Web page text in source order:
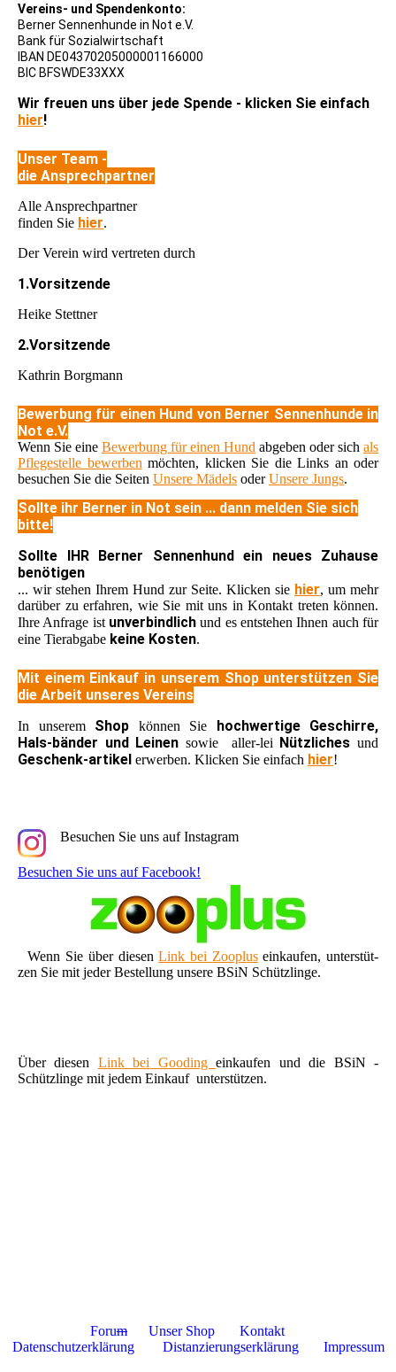
Vereins- und Spendenkonto:
Berner Sennenhunde in Not e.V.
Bank für Sozialwirtschaft
IBAN DE04370205000001166000
BIC BFSWDE33XXX
Wir freuen uns über jede Spende - klicken Sie einfach
hier!
Unser Team -
die Ansprechpartner
Alle Ansprechpartner
finden Sie hier.
Der Verein wird vertreten durch
1.Vorsitzende
Heike Stettner
2.Vorsitzende
Kathrin Borgmann
Bewerbung für einen Hund von Berner Sennenhunde in
Not e.V.
Wenn Sie eine Bewerbung für einen Hund abgeben oder sich als
Pflegestelle bewerben möchten, klicken Sie die Links an oder
besuchen Sie die Seiten Unsere Mädels oderUnsere Jungs.
Sollte ihr Berner in Not sein ... dann melden Sie sich
bitte!
Sollte IHR Berner Sennenhund ein neues Zuhause
benötigen
... wir stehen Ihrem Hund zur Seite. Klicken sie hier, um mehr
darüber zu erfahren, wie Sie mit uns in Kontakt treten können.
Ihre Anfrage ist unverbindlich und es entstehen Ihnen auch für
eine Tierabgabe keine Kosten.
Mit einem Einkauf in unserem Shop unterstützen Sie
die Arbeit unseres Vereins
In unserem Shop können Sie hochwertige Geschirre,
Hals-bänder und Leinen sowie aller-lei Nützliches und
Geschenk-artikel erwerben. Klicken Sie einfach hier!
Besuchen Sie uns auf Instagram
Besuchen Sie uns auf Facebook!
Wenn Sie über diesenLink bei Zoopluseinkaufen, unterstüt-
zen Sie mit jeder Bestellung unsere BSiN Schützlinge.
Über diesen Link bei Goodingeinkaufen und die BSiN -
Schützlinge mit jedem Einkauf unterstützen.
Forum Unser Shop Kontakt
Datenschutzerklärung
Distanzierungserklärung Impressum